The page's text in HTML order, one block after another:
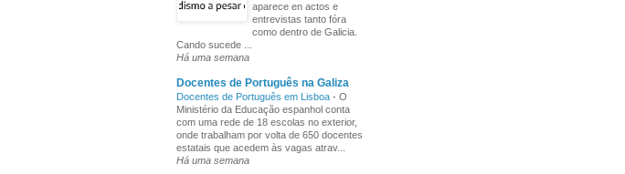
aparece en actos e
entrevistas tanto fóra
como dentro de Galicia.
Cando sucede ...
Há uma semana
Docentes de Português na Galiza
Docentes de Português em Lisboa - O
Ministério da Educação espanhol conta
com uma rede de 18 escolas no exterior,
onde trabalham por volta de 650 docentes
estatais que acedem às vagas atrav...
Há uma semana